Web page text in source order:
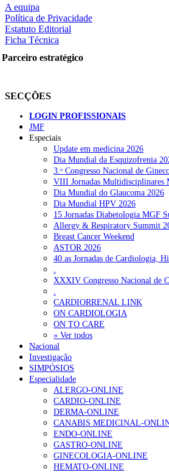
nas redes sociais:
RECENTES
Sindicato diz que nova carreira de
Mais de 400 utentes beneficiaram de
Sindicato acusa ULS São João de
Sindicato critica exclusão dos técnicos
Plataforma criada por estudantes apoia
MAIS LIDAS
Enfermagem Forense. “Da
202 visualizações
Alguns milhares de utentes
175 visualizações
A equipa
Política de Privacidade
Estatuto Editorial
Ficha Técnica
Parceiro estratégico
SECÇÕES
LOGIN PROFISSIONAIS
JMF
Especiais
Update em medicina 2026
Dia Mundial da Esquizofrenia
3.ᵒ Congresso Nacional de
VIII Jornadas Multidisciplinares
Dia Mundial do Glaucoma 2026
Dia Mundial HPV 2026
15 Jornadas Diabetologia MGF
Allergy & Respiratory Summit
Breast Cancer Weekend
ASTOR 2026
40.as Jornadas de Cardiologia,
.
XXXIV Congresso Nacional de
.
CARDIORRENAL LINK
ON CARDIOLOGIA
ON TO CARE
» Ver todos
Nacional
Investigação
SIMPÓSIOS
Especialidade
ALERGO-ONLINE
CARDIO-ONLINE
DERMA-ONLINE
CANABIS MEDICINAL-
ENDO-ONLINE
GASTRO-ONLINE
GINECOLOGIA-ONLINE
HEMATO-ONLINE